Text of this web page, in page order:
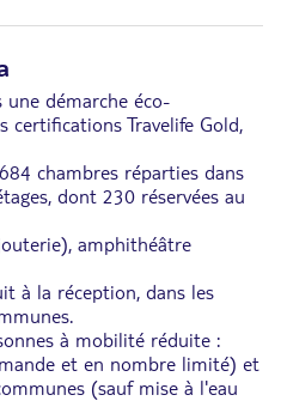
une démarche éco-
certifications Travelife Gold,
chambres réparties dans
dont 230 réservées au
amphithéâtre
à la réception, dans les
à mobilité réduite :
et en nombre limité) et
(sauf mise à l'eau